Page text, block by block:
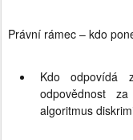
Právní rámec – kdo
Kdo odpovídá
odpovědnost
algoritmus